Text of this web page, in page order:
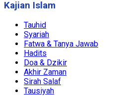
Kajian Islam
Tauhid
Syariah
Fatwa & Tanya Jawab
Hadits
Doa & Dzikir
Akhir Zaman
Sirah Salaf
Tausiyah